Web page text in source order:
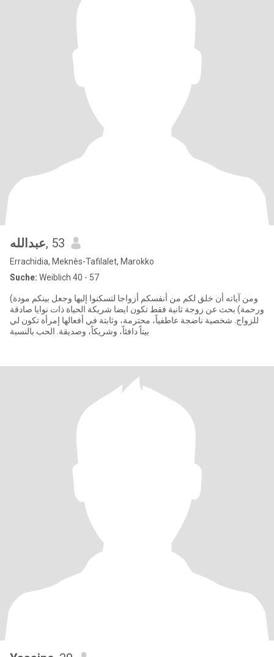
عبدالله, 53
Errachidia, Meknès-Tafilalet, Marokko
Suche: Weiblich 40 - 57
(ومن آياته أن خلق لكم من أنفسكم أزواجا لتسكنوا إليها وجعل بينكم مودة
ورحمة) بحث عن زوجة ثانية فقط تكون ايضا شريكة الحياة ذات نوايا صادقة
للزواج. شخصية ناضجة عاطفياً، محترمة، وثابتة في أفعالها إمرأة تكون لي
بيتاً دافئاً، وشريكاً، وصديقة. الحب بالنسبة